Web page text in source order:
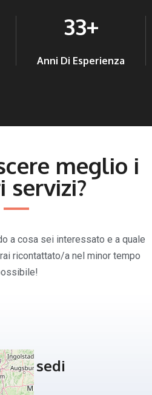
33+
Anni Di Esperienza
meglio i
servizi?
a cosa sei interessato e a quale
ricontattato/a nel minor tempo
sedi